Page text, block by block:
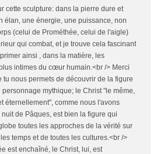
cette sculpture: dans la pierre dure et
élan, une énergie, une puissance, non
(celui de Prométhée, celui de l'aigle)
qui combat, et je trouve cela fascinant
ainsi , dans la matière, les
intimes du cœur humain.<br /> Merci
tu nous permets de découvrir de la figure
personnage mythique; le Christ "le même,
éternellement", comme nous l'avons
de Pâques, est bien la figure qui
toutes les approches de la vérité sur
temps et de toutes les cultures.<br />
est enchaîné, le Christ, lui, est